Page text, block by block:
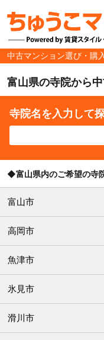
中古マンション選び・購
富山県の寺院から
寺院名を入力して
◆富山県内のご希望の寺
富山市
高岡市
魚津市
氷見市
滑川市